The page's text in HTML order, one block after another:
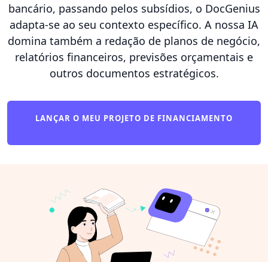
bancário, passando pelos subsídios, o DocGenius
adapta-se ao seu contexto específico. A nossa IA
domina também a redação de planos de negócio,
relatórios financeiros, previsões orçamentais e
outros documentos estratégicos.
LANÇAR O MEU PROJETO DE FINANCIAMENTO